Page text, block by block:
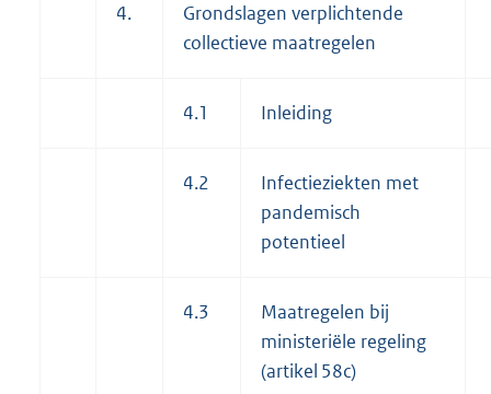
4.
Grondslagen verplichtende
collectieve maatregelen
4.1 Inleiding
4.2
Infectieziekten met
pandemisch
potentieel
4.3
Maatregelen bij
ministeriële regeling
(artikel 58c)